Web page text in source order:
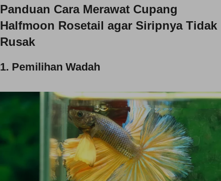
Panduan Cara Merawat Cupang
Halfmoon Rosetail agar Siripnya Tidak
Rusak
1. Pemilihan Wadah